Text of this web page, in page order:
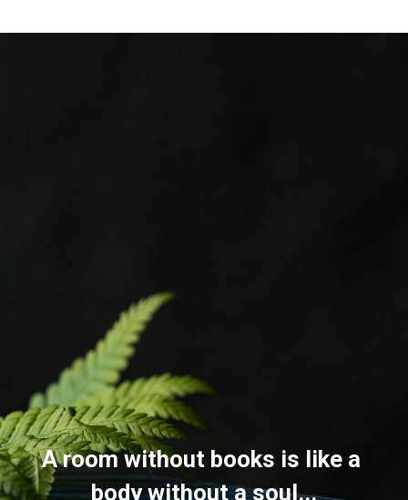
A room without books is like a
body without a soul...